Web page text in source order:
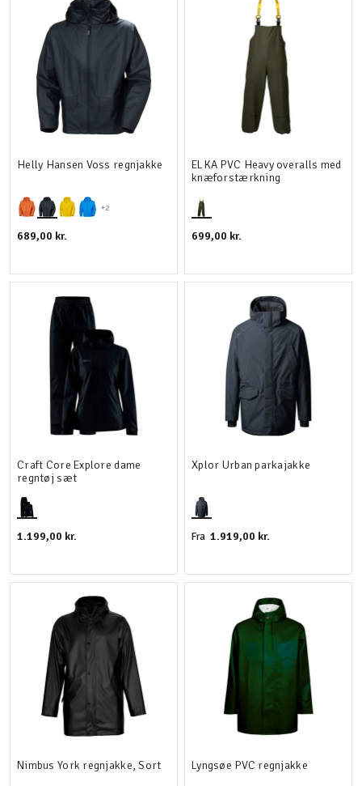
+2
Helly Hansen Voss regnjakke
689,00 kr.
ELKA PVC Heavy overalls med
knæforstærkning
699,00 kr.
Craft Core Explore dame
regntøj sæt
1.199,00 kr.
Xplor Urban parkajakke
Fra 1.919,00 kr.
Nimbus York regnjakke, Sort Lyngsøe PVC regnjakke